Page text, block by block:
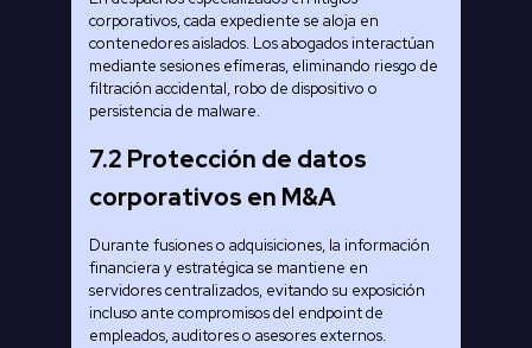
corporativos, cada expediente se aloja en
contenedores aislados. Los abogados interactúan
mediante sesiones efímeras, eliminando riesgo de
filtración accidental, robo de dispositivo o
persistencia de malware.
7.2 Protección de datos
corporativos en M&A
Durante fusiones o adquisiciones, la información
financiera y estratégica se mantiene en
servidores centralizados, evitando su exposición
incluso ante compromisos del endpoint de
empleados, auditores o asesores externos.